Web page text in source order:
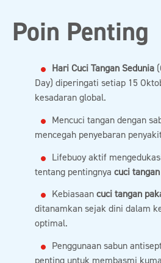
Poin Penting
Hari Cuci Tangan Sedunia
Day) diperingati setiap 15
kesadaran global.
Mencuci tangan dengan
mencegah penyebaran
Lifebuoy aktif
tentang pentingnya cuci
Kebiasaan cuci tangan
ditanamkan sejak dini dalam
optimal.
Penggunaan sabun